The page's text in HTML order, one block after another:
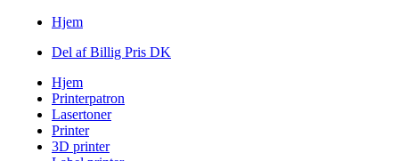
Hjem
Del af Billig Pris DK
Hjem
Printerpatron
Lasertoner
Printer
3D printer